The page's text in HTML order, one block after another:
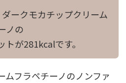
ークモカチップクリーム
ノの
トが281kcalです。
ムフラペチーノのノンファ